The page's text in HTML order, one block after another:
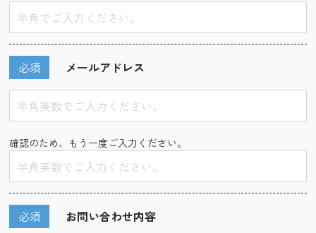
メールアドレス
必須
確認のため、もう一度ご入力ください。
お問い合わせ内容
必須